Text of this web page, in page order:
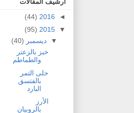
◄
2016
(44)
▼
2015
(95)
▼ ديسمبر (40)
خبز بالزعتر
والطماطم
حلى التمر
بالفتسق
البارد
الأرز
بالروبيان